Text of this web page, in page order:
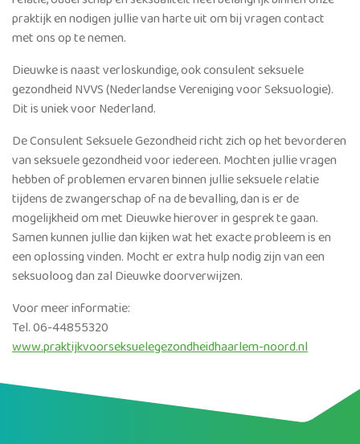
praktijk en nodigen jullie van harte uit om bij vragen contact
met ons op te nemen.
Dieuwke is naast verloskundige, ook consulent seksuele
gezondheid NVVS (Nederlandse Vereniging voor Seksuologie).
Dit is uniek voor Nederland.
De Consulent Seksuele Gezondheid richt zich op het bevorderen
van seksuele gezondheid voor iedereen. Mochten jullie vragen
hebben of problemen ervaren binnen jullie seksuele relatie
tijdens de zwangerschap of na de bevalling, dan is er de
mogelijkheid om met Dieuwke hierover in gesprek te gaan.
Samen kunnen jullie dan kijken wat het exacte probleem is en
een oplossing vinden. Mocht er extra hulp nodig zijn van een
seksuoloog dan zal Dieuwke doorverwijzen.
Voor meer informatie:
Tel. 06-44855320
www.praktijkvoorseksuelegezondheidhaarlem-noord.nl